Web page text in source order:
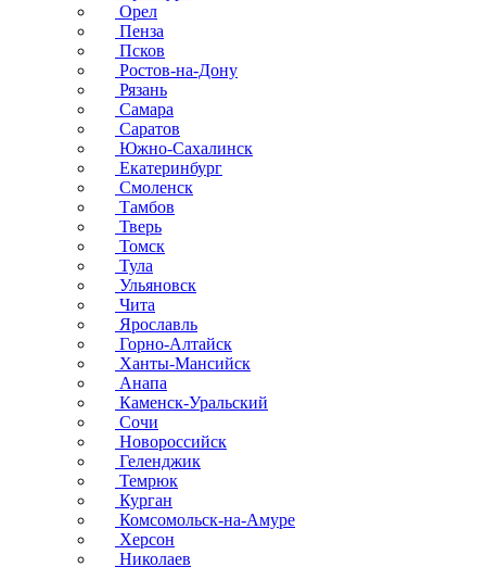
Орел
Пенза
Псков
Ростов-на-Дону
Рязань
Самара
Саратов
Южно-Сахалинск
Екатеринбург
Смоленск
Тамбов
Тверь
Томск
Тула
Ульяновск
Чита
Ярославль
Горно-Алтайск
Ханты-Мансийск
Анапа
Каменск-Уральский
Сочи
Новороссийск
Геленджик
Темрюк
Курган
Комсомольск-на-Амуре
Херсон
Николаев